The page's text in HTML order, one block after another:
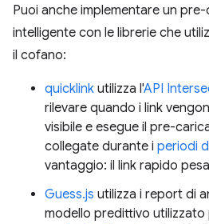
Puoi anche implementare un
intelligente con le librerie che
il cofano:
quicklink utilizza l'API
rilevare quando i link
visibile e esegue il pre-
collegate durante i periodi
vantaggio: il link rapido
Guess.js utilizza i report di
modello predittivo utilizzato